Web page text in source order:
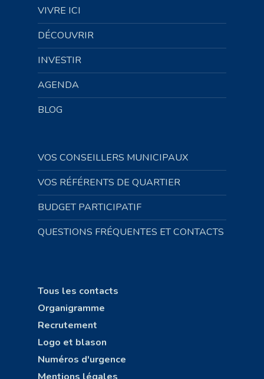
VIVRE ICI
DÉCOUVRIR
INVESTIR
AGENDA
BLOG
VOS CONSEILLERS MUNICIPAUX
VOS RÉFÉRENTS DE QUARTIER
BUDGET PARTICIPATIF
QUESTIONS FRÉQUENTES ET CONTACTS
Tous les contacts
Organigramme
Recrutement
Logo et blason
Numéros d'urgence